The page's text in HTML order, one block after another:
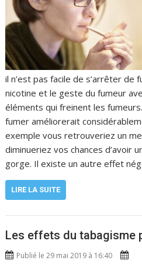
il n’est pas facile de s’arrêter de
nicotine et le geste du fumeur
éléments qui freinent les
fumer améliorerait
exemple vous retrouveriez un
diminueriez vos chances d’avoir
gorge. Il existe un autre effet
LIRE LA SUITE
Les effets du tabagisme
Publié le 29 mai 2019 à 16:40